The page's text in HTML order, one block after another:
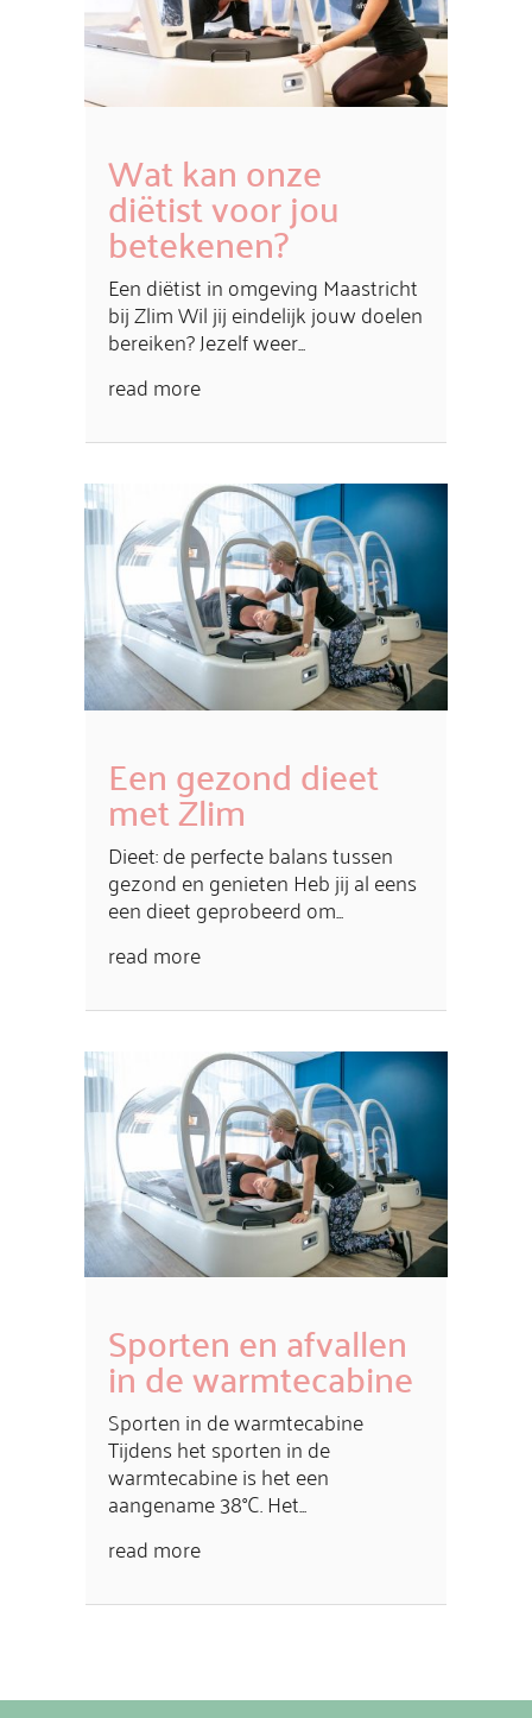
Wat kan onze
diëtist voor jou
betekenen?
Een diëtist in omgeving Maastricht
bij Zlim Wil jij eindelijk jouw doelen
bereiken? Jezelf weer...
read more
Een gezond dieet
met Zlim
Dieet: de perfecte balans tussen
gezond en genieten Heb jij al eens
een dieet geprobeerd om...
read more
Sporten en afvallen
in de warmtecabine
Sporten in de warmtecabine
Tijdens het sporten in de
warmtecabine is het een
aangename 38°C. Het...
read more